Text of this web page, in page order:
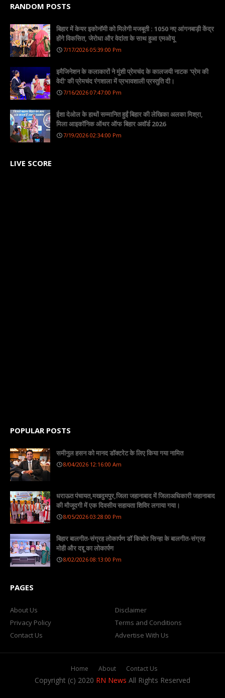
RANDOM POSTS
बिहार में केयर इकोनॉमी को मिलेगी मजबूती : 1050 नए आंगनबाड़ी केंद्र
होंगे विकसित, जेरोधा और वेदांता के साथ हुआ एमओयू
7/17/2026 05:39:00 Pm
इमैजिनेशन के कलाकारों ने मुंशी प्रेमचंद के कालजयी नाटक 'प्रेम की
वेदी' की प्रेमचंद रंगशाला में प्रभावशाली प्रस्तुति दी।
7/16/2026 07:47:00 Pm
ईशा देओल के हाथों सम्मानित हुईं बिहार की लेखिका अलका मिश्रा,
मिला आइकॉनिक ऑथर ऑफ बिहार अवॉर्ड 2026
7/19/2026 02:34:00 Pm
LIVE SCORE
POPULAR POSTS
समीनुल हसन को मानद डॉक्टरेट के लिए किया गया नामित
8/04/2026 12:16:00 Am
धराऊत पंचायत,मखदुमपुर,जिला जहानाबाद में जिलाअधिकारी जहानाबाद
की मौजूदगी में एक दिवसीय सहायता शिविर लगाया गया।
8/05/2026 03:28:00 Pm
बिहार बालगीत-संग्रह लोकार्पण डॉ किशोर सिन्हा के बालगीत-संग्रह
मोही और दद्दू का लोकार्पण
8/02/2026 08:13:00 Pm
PAGES
About Us
Disclaimer
Privacy Policy
Terms and Conditions
Contact Us
Advertise With Us
Home About Contact Us
Copyright (c) 2020 RN News All Rights Reserved